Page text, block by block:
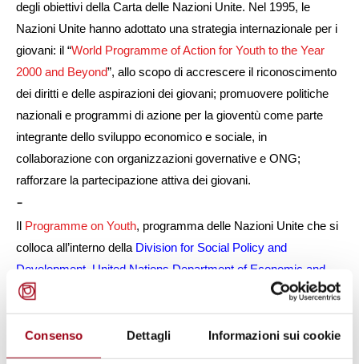
Consenso Dettagli Informazioni sui cookie
degli obiettivi della Carta delle Nazioni Unite. Nel 1995, le
Nazioni Unite hanno adottato una strategia internazionale per i
giovani: il “World Programme of Action for Youth to the Year
2000 and Beyond”, allo scopo di accrescere il riconoscimento
dei diritti e delle aspirazioni dei giovani; promuovere politiche
nazionali e programmi di azione per la gioventù come parte
integrante dello sviluppo economico e sociale, in
collaborazione con organizzazioni governative e ONG;
rafforzare la partecipazione attiva dei giovani.
-
Programme on Youth, programma delle Nazioni Unite che si
colloca all’interno della Division for Social Policy and
Development United Nations Department of Economic and
social Affairs
promuove annualmente la celebrazione della
Giornata Internazionale della Gioventù:il tema scelto per
quest’anno è “
Giovani e cambiamento climatico: tempo
d’azione”.